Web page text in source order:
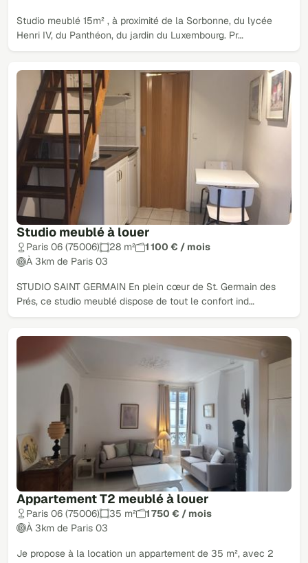
Studio meublé 15m² , à proximité de la Sorbonne, du lycée
Henri IV, du Panthéon, du jardin du Luxembourg. Pr…
Studio meublé à louer
Paris 06 (75006) 28 m²
1 100 € / mois
À 3km de Paris 03
STUDIO SAINT GERMAIN En plein cœur de St. Germain des
Prés, ce studio meublé dispose de tout le confort ind…
Appartement T2 meublé à louer
Paris 06 (75006) 35 m²
1 750 € / mois
À 3km de Paris 03
Je propose à la location un appartement de 35 m², avec 2